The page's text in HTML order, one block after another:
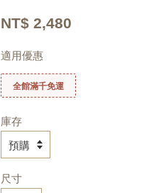
NT$ 2,480
適用優惠
全館滿千免運
庫存
尺寸